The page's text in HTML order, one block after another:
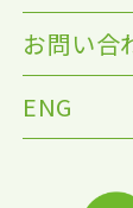
お問い合
ENG